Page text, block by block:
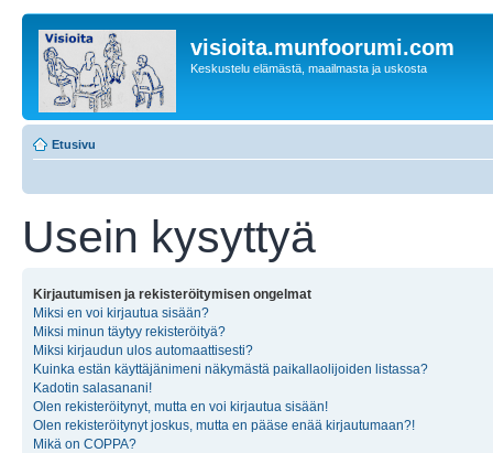
visioita.munfoorumi.com
Keskustelu elämästä, maailmasta ja uskosta
Etusivu
Usein kysyttyä
Kirjautumisen ja rekisteröitymisen ongelmat
Miksi en voi kirjautua sisään?
Miksi minun täytyy rekisteröityä?
Miksi kirjaudun ulos automaattisesti?
Kuinka estän käyttäjänimeni näkymästä paikallaolijoiden listassa?
Kadotin salasanani!
Olen rekisteröitynyt, mutta en voi kirjautua sisään!
Olen rekisteröitynyt joskus, mutta en pääse enää kirjautumaan?!
Mikä on COPPA?